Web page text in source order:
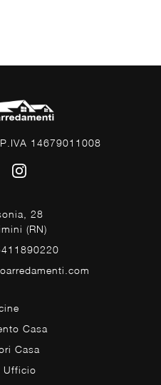
14679011008
28
(RN)
Casa
Casa
Ufficio